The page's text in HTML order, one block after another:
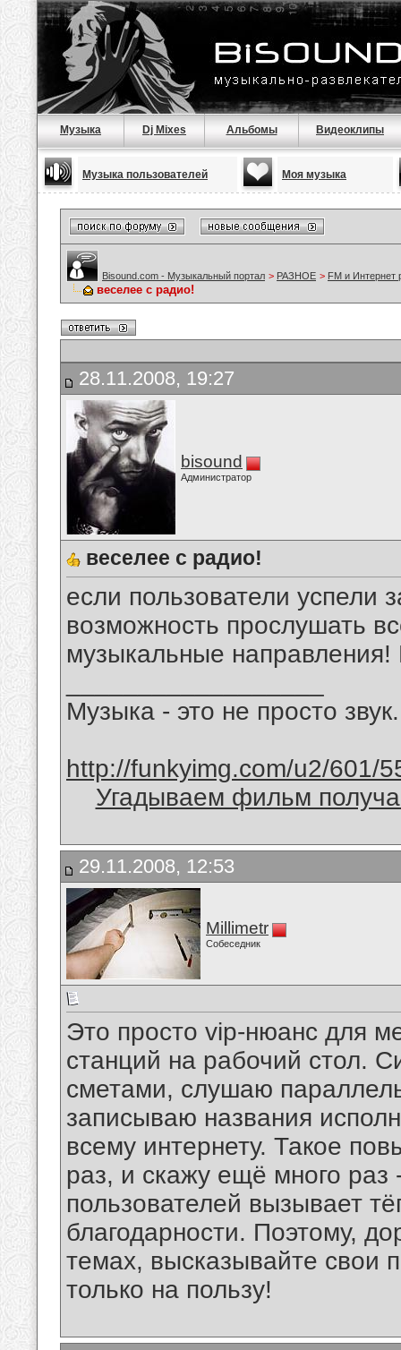
Музыка Dj Mixes Альбомы Видеоклипы
Музыка пользователей Моя музыка
Bisound.com - Музыкальный портал > РАЗНОЕ > FM и Интернет
веселее с радио!
28.11.2008, 19:27
bisound
Администратор
веселее с радио!
если пользователи успели
возможность прослушать
музыкальные направления!
Музыка - это не просто
http://funkyimg.com/u2/601/
Угадываем фильм
29.11.2008, 12:53
Millimetr
Собеседник
Это просто vip-нюанс для
станций на рабочий стол.
сметами, слушаю
записываю названия
всему интернету. Такое
раз, и скажу ещё много раз
пользователей вызывает
благодарности. Поэтому,
темах, высказывайте свои
только на пользу!